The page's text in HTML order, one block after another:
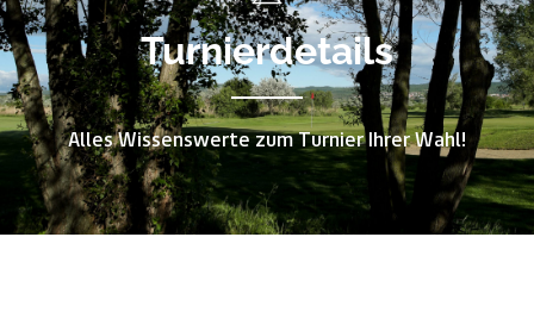
Turnierdetails
Alles Wissenswerte zum Turnier Ihrer Wahl!